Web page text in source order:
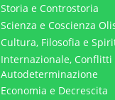
Storia e Controstoria
Scienza e Coscienza
Cultura, Filosofia e
Internazionale, Conflitti
Autodeterminazione
Economia e Decrescita